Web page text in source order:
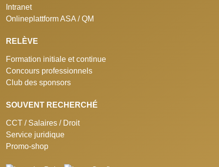
Intranet
Onlineplattform ASA / QM
RELÈVE
Formation initiale et continue
Concours professionnels
Club des sponsors
SOUVENT RECHERCHÉ
CCT / Salaires / Droit
Service juridique
Promo-shop